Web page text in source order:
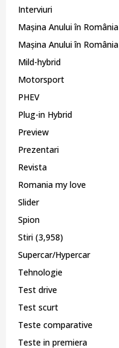
Interviuri
Mașina Anului în România
Mașina Anului în România
Mild-hybrid
Motorsport
PHEV
Plug-in Hybrid
Preview
Prezentari
Revista
Romania my love
Slider
Spion
Stiri (3,958)
Supercar/Hypercar
Tehnologie
Test drive
Test scurt
Teste comparative
Teste in premiera